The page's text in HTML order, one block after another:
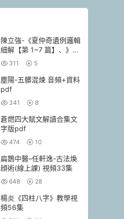
陳立強-《夏仲奇遺例邏輯
細解【第 1~7 篇】、》
174頁–彩色PDF電子書
311 5
塵陽-五髒混煉 音頻+資料
pdf
341 8
蒼燃四大賦文解讀合集文
字版pdf
474 10
扁鵲中醫–任軒逸-古法煥
顔術(線上課) 視頻33集
648 28
楊炎《四柱八字》教學視
頻56集